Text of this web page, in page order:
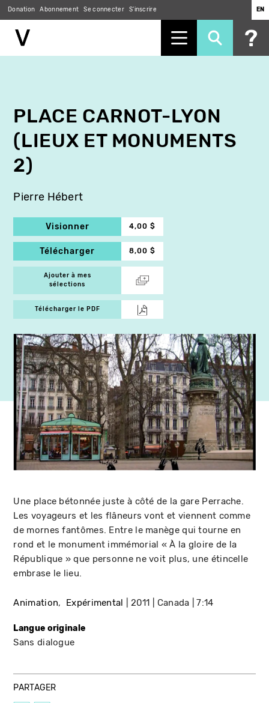
Donation Abonnement Se connecter S'inscrire EN
PLACE CARNOT-LYON
(LIEUX ET MONUMENTS
2)
Pierre Hébert
Visionner 4,00 $
Télécharger 8,00 $
Ajouter à mes
sélections
Télécharger le PDF
Une place bétonnée juste à côté de la gare Perrache.
Les voyageurs et les flâneurs vont et viennent comme
de mornes fantômes. Entre le manège qui tourne en
rond et le monument immémorial « À la gloire de la
République » que personne ne voit plus, une étincelle
embrase le lieu.
Animation Expérimental 2011 Canada 7:14
Langue originale
Sans dialogue
PARTAGER